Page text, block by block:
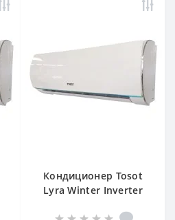
Кондиционер Tosot
Lyra Winter Inverter